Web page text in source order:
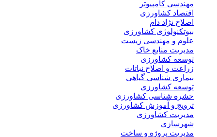
مهندسی کامپیوتر
اقتصاد کشاورزی
اصلاح نژاد دام
بیوتکنولوژی کشاورزی
علوم و مهندسی زیست
مدیریت منابع خاک
توسعه کشاورزی
زراعت و اصلاح نباتات
بیماری شناسی گیاهی
توسعه کشاورزی
حشره شناسی کشاورزی
ترویج و آموزش کشاورزی
مدیریت کشاورزی
شهرسازی
مدیریت پروژه و ساخت